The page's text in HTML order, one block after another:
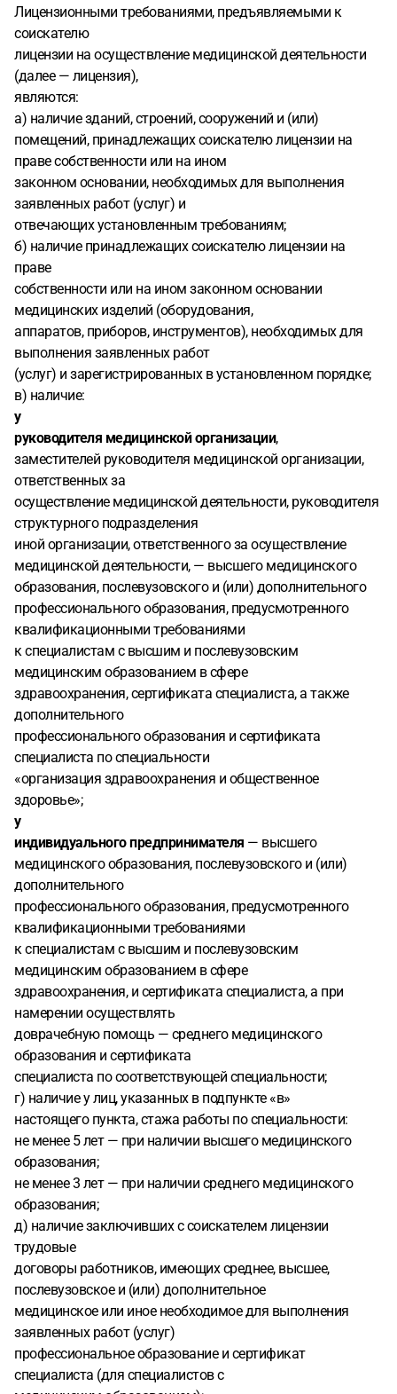
Лицензионными требованиями, предъявляемыми к
соискателю
лицензии на осуществление медицинской деятельности
(далее — лицензия),
являются:
а) наличие зданий, строений, сооружений и (или)
помещений, принадлежащих соискателю лицензии на
праве собственности или на ином
законном основании, необходимых для выполнения
заявленных работ (услуг) и
отвечающих установленным требованиям;
б) наличие принадлежащих соискателю лицензии на
праве
собственности или на ином законном основании
медицинских изделий (оборудования,
аппаратов, приборов, инструментов), необходимых для
выполнения заявленных работ
(услуг) и зарегистрированных в установленном порядке;
в) наличие:
у
руководителя медицинской организации,
заместителей руководителя медицинской организации,
ответственных за
осуществление медицинской деятельности, руководителя
структурного подразделения
иной организации, ответственного за осуществление
медицинской деятельности, — высшего медицинского
образования, послевузовского и (или) дополнительного
профессионального образования, предусмотренного
квалификационными требованиями
к специалистам с высшим и послевузовским
медицинским образованием в сфере
здравоохранения, сертификата специалиста, а также
дополнительного
профессионального образования и сертификата
специалиста по специальности
«организация здравоохранения и общественное
здоровье»;
у
индивидуального предпринимателя — высшего
медицинского образования, послевузовского и (или)
дополнительного
профессионального образования, предусмотренного
квалификационными требованиями
к специалистам с высшим и послевузовским
медицинским образованием в сфере
здравоохранения, и сертификата специалиста, а при
намерении осуществлять
доврачебную помощь — среднего медицинского
образования и сертификата
специалиста по соответствующей специальности;
г) наличие у лиц, указанных в подпункте «в»
настоящего пункта, стажа работы по специальности:
не менее 5 лет — при наличии высшего медицинского
образования;
не менее 3 лет — при наличии среднего медицинского
образования;
д) наличие заключивших с соискателем лицензии
трудовые
договоры работников, имеющих среднее, высшее,
послевузовское и (или) дополнительное
медицинское или иное необходимое для выполнения
заявленных работ (услуг)
профессиональное образование и сертификат
специалиста (для специалистов с